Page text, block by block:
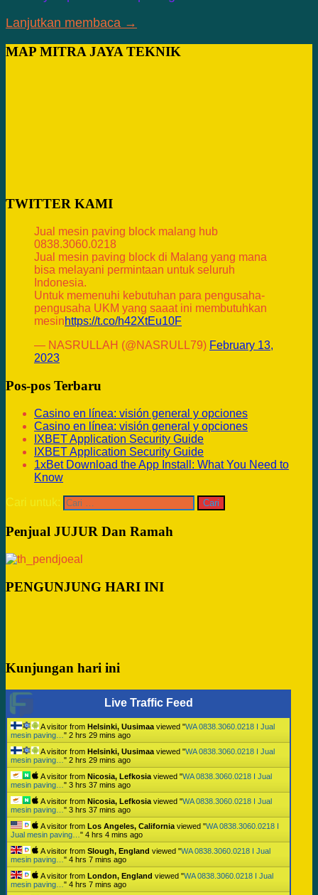
Lanjutkan membaca →
MAP MITRA JAYA TEKNIK
TWITTER KAMI
Jual mesin paving block malang hub
0838.3060.0218
Jual mesin paving block di Malang yang mana
bisa melayani permintaan untuk seluruh
Indonesia.
Untuk memenuhi kebutuhan para pengusaha-
pengusaha UKM yang saaat ini membutuhkan
mesinhttps://t.co/h42XtEu10F
— NASRULLAH (@NASRULL79) February 13,
2023
Pos-pos Terbaru
Casino en línea: visión general y opciones
Casino en línea: visión general y opciones
IXBET Application Security Guide
IXBET Application Security Guide
1xBet Download the App Install: What You Need to
Know
Cari untuk:
Penjual JUJUR Dan Ramah
PENGUNJUNG HARI INI
Kunjungan hari ini
Live Traffic Feed
A visitor from Helsinki, Uusimaa viewed "WA 0838.3060.0218 I Jual
mesin paving… " 2 hrs 29 mins ago
A visitor from Helsinki, Uusimaa viewed "WA 0838.3060.0218 I Jual
mesin paving… " 2 hrs 29 mins ago
A visitor from Nicosia, Lefkosia viewed "WA 0838.3060.0218 I Jual
mesin paving… " 3 hrs 37 mins ago
A visitor from Nicosia, Lefkosia viewed "WA 0838.3060.0218 I Jual
mesin paving… " 3 hrs 37 mins ago
A visitor from Los Angeles, California viewed "WA 0838.3060.0218 I
Jual mesin paving… " 4 hrs 4 mins ago
A visitor from Slough, England viewed "WA 0838.3060.0218 I Jual
mesin paving… " 4 hrs 7 mins ago
A visitor from London, England viewed "WA 0838.3060.0218 I Jual
mesin paving… " 4 hrs 7 mins ago